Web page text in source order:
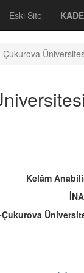
Eski Site
Çukurova
Kelâm
Çukurova